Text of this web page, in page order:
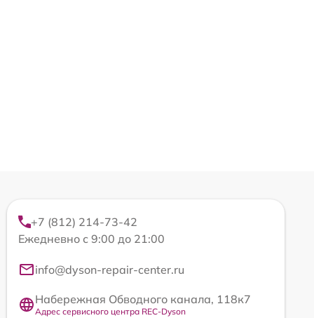
+7 (812) 214-73-42
Ежедневно с 9:00 до 21:00
info@dyson-repair-center.ru
Набережная Обводного канала, 118к7
Адрес сервисного центра REC-Dyson